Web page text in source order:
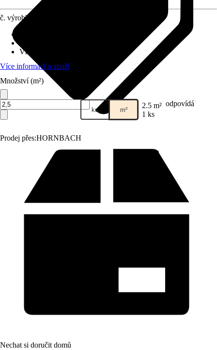
Prodej přes:HORNBACH
č. výrobku
Vhodné pro
Více informací o zboží
Množství (m²)
ks m² 2.5 m² odpovídá
1 ks
Nechat si doručit domů